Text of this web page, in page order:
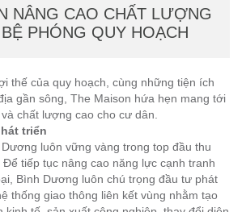
NÂNG CAO CHẤT LƯỢNG
PHÓNG QUY HOẠCH
thế của quy hoạch, cùng những tiện ích
gần sông, The Maison hứa hẹn mang tới
chất lượng cao cho cư dân.
triển
luôn vững vàng trong top đầu thu
tiếp tục nâng cao năng lực cạnh tranh
Bình Dương luôn chú trọng đầu tư phát
thống giao thông liên kết vùng nhằm tạo